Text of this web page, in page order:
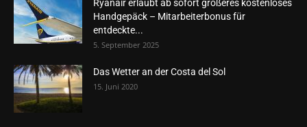
Ryanair erlaubt ab sofort größeres kostenloses
Handgepäck – Mitarbeiterbonus für
entdeckte...
5. September 2025
Das Wetter an der Costa del Sol
15. Juni 2020